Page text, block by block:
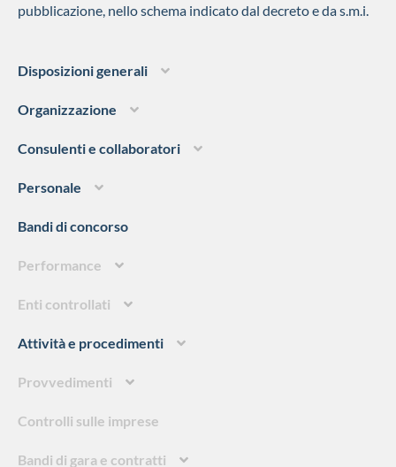
pubblicazione, nello schema indicato dal decreto e da s.m.i.
Disposizioni generali
Organizzazione
Consulenti e collaboratori
Personale
Bandi di concorso
Performance
Enti controllati
Attività e procedimenti
Provvedimenti
Controlli sulle imprese
Bandi di gara e contratti